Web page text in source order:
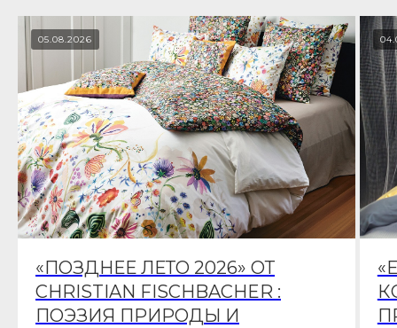
05.08.2026
«ПОЗДНЕЕ ЛЕТО 2026» ОТ
CHRISTIAN FISCHBACHER :
ПОЭЗИЯ ПРИРОДЫ И